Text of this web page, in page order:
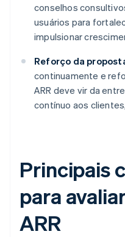
conselhos
usuários para
impulsionar
Reforço da
continuamente e
ARR deve vir da
contínuo aos
Principais
para
ARR